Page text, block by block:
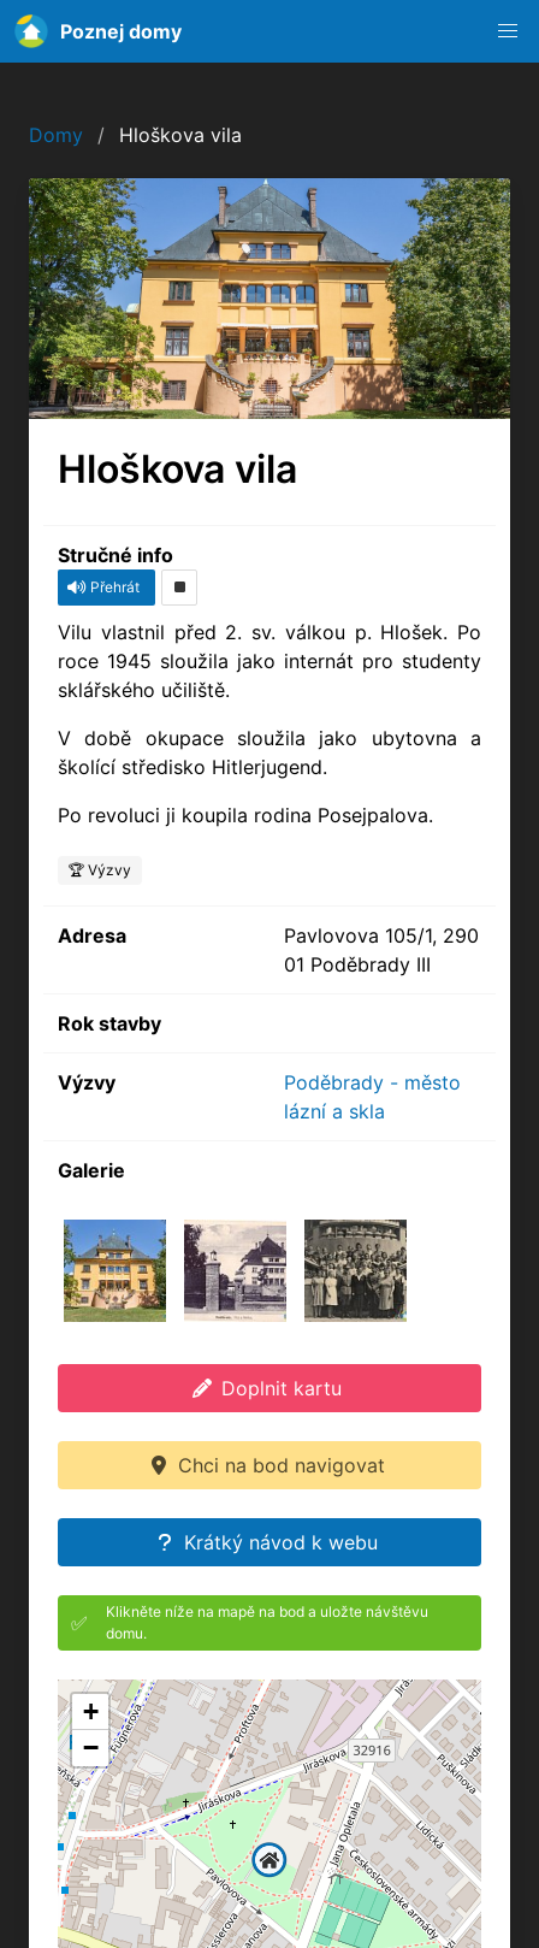
Poznej domy
Domy Hloškova vila
Hloškova vila
Stručné info
Přehrát
Vilu vlastnil před 2. sv. válkou p. Hlošek. Po
roce 1945 sloužila jako internát pro studenty
sklářského učiliště.
V době okupace sloužila jako ubytovna a
školící středisko Hitlerjugend.
Po revoluci ji koupila rodina Posejpalova.
🏆 Výzvy
Adresa
Pavlovova 105/1, 290
01 Poděbrady III
Rok stavby
Výzvy
Poděbrady - město
lázní a skla
Galerie
Doplnit kartu
Chci na bod navigovat
Krátký návod k webu
✅
Klikněte níže na mapě na bod a uložte návštěvu
domu.
+
−